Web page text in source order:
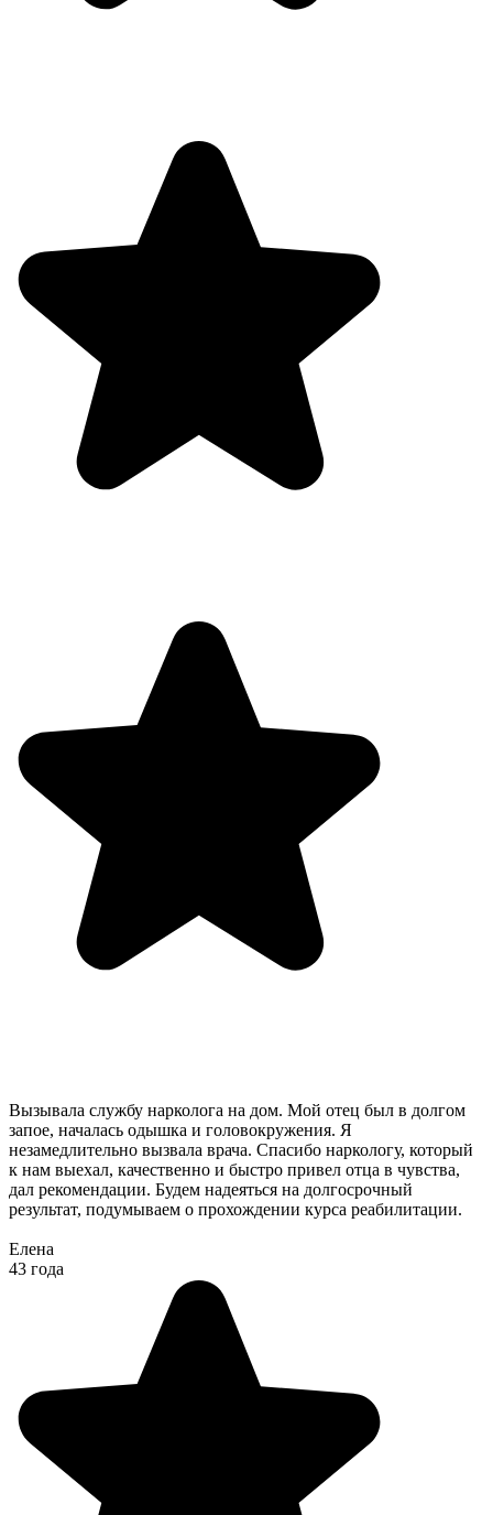
Вызывала службу нарколога на дом. Мой отец был в долгом
запое, началась одышка и головокружения. Я
незамедлительно вызвала врача. Спасибо наркологу, который
к нам выехал, качественно и быстро привел отца в чувства,
дал рекомендации. Будем надеяться на долгосрочный
результат, подумываем о прохождении курса реабилитации.
Елена
43 года